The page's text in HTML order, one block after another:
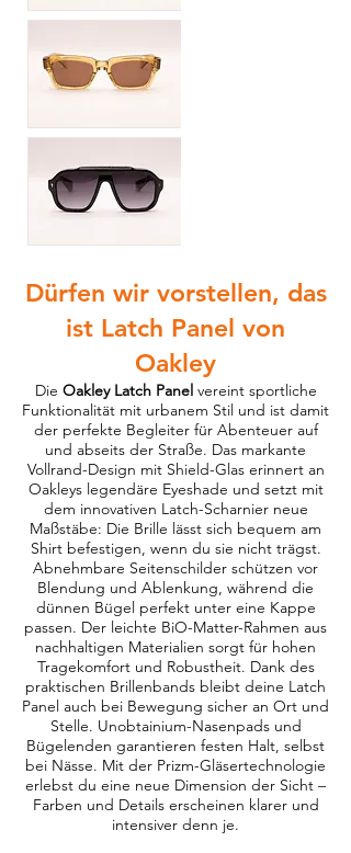
Dürfen wir vorstellen, das
ist Latch Panel von
Oakley
Die Oakley Latch Panelvereint sportliche
Funktionalität mit urbanem Stil und ist damit
der perfekte Begleiter für Abenteuer auf
und abseits der Straße. Das markante
Vollrand-Design mit Shield-Glas erinnert an
Oakleys legendäre Eyeshade und setzt mit
dem innovativen Latch-Scharnier neue
Maßstäbe: Die Brille lässt sich bequem am
Shirt befestigen, wenn du sie nicht trägst.
Abnehmbare Seitenschilder schützen vor
Blendung und Ablenkung, während die
dünnen Bügel perfekt unter eine Kappe
passen. Der leichte BiO-Matter-Rahmen aus
nachhaltigen Materialien sorgt für hohen
Tragekomfort und Robustheit. Dank des
praktischen Brillenbands bleibt deine Latch
Panel auch bei Bewegung sicher an Ort und
Stelle. Unobtainium-Nasenpads und
Bügelenden garantieren festen Halt, selbst
bei Nässe. Mit der Prizm-Gläsertechnologie
erlebst du eine neue Dimension der Sicht –
Farben und Details erscheinen klarer und
intensiver denn je.